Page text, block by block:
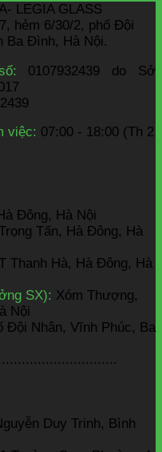
LEGIA GLASS
hẻm 6/30/2, phố Đội
Ba Đình, Hà Nội.
0107932439 do Sở
việc: 07:00 - 18:00 (Th 2
Đông, Hà Nội
Tấn, Hà Đông, Hà
Thanh Hà, Hà Đông, Hà
SX): Xóm Thượng,
Nội
Đội Nhân, Vĩnh Phúc, Ba
Duy Trinh, Bình